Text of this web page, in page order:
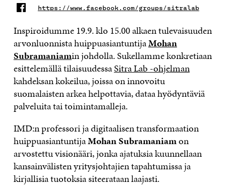
https://www.facebook.com/groups/sitralab
Inspiroidumme 19.9. klo 15.00 alkaen tulevaisuuden
arvonluonnista huippuasiantuntijaMohan
Subramaniamin johdolla. Sukellamme konkretiaan
esittelemällä tilaisuudessaSitra Lab -ohjelman
kahdeksan kokeilua, joissa on innovoitu
suomalaisten arkea helpottavia, dataa hyödyntäviä
palveluita tai toimintamalleja.
IMD:n professori ja digitaalisen transformaation
huippuasiantuntijaMohan Subramaniamon
arvostettu visionääri, jonka ajatuksia kuunnellaan
kansainvälisten yritysjohtajien tapahtumissa ja
kirjallisia tuotoksia siteerataan laajasti.